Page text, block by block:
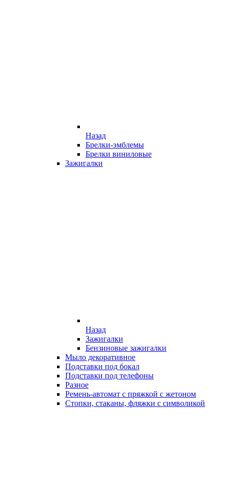
Назад
Брелки-эмблемы
Брелки виниловые
Зажигалки
Назад
Зажигалки
Бензиновые зажигалки
Мыло декоративное
Подставки под бокал
Подставки под телефоны
Разное
Ремень-автомат с пряжкой с жетоном
Стопки, стаканы, фляжки с символикой